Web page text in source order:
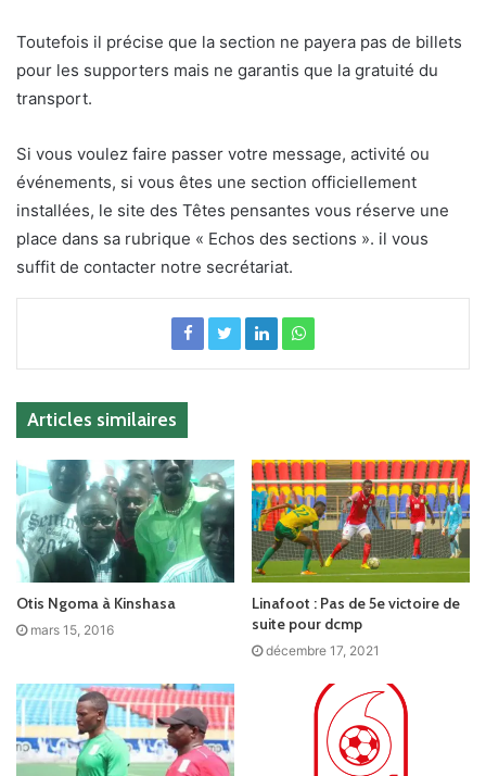
Toutefois il précise que la section ne payera pas de billets
pour les supporters mais ne garantis que la gratuité du
transport.
Si vous voulez faire passer votre message, activité ou
événements, si vous êtes une section officiellement
installées, le site des Têtes pensantes vous réserve une
place dans sa rubrique « Echos des sections ». il vous
suffit de contacter notre secrétariat.
Articles similaires
Otis Ngoma à Kinshasa
mars 15, 2016
Linafoot : Pas de 5e victoire de
suite pour dcmp
décembre 17, 2021